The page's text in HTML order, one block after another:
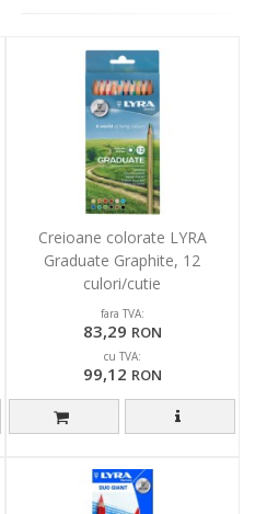
Creioane colorate LYRA
Graduate Graphite, 12
culori/cutie
fara TVA:
83,29 RON
cu TVA:
99,12 RON